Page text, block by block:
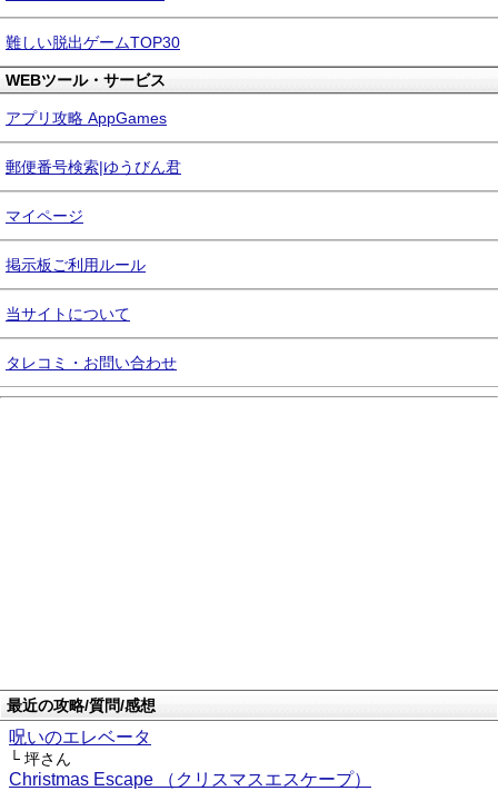
難しい脱出ゲームTOP30
WEBツール・サービス
アプリ攻略 AppGames
郵便番号検索|ゆうびん君
マイページ
掲示板ご利用ルール
当サイトについて
タレコミ・お問い合わせ
最近の攻略/質問/感想
呪いのエレベータ
└ 坪さん
Christmas Escape （クリスマスエスケープ）